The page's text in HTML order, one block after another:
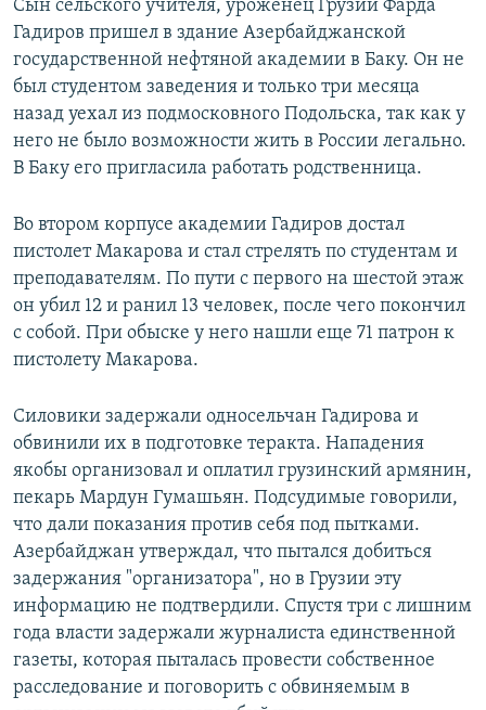
Сын сельского учителя, уроженец Грузии Фарда
Гадиров пришел в здание Азербайджанской
государственной нефтяной академии в Баку. Он не
был студентом заведения и только три месяца
назад уехал из подмосковного Подольска, так как у
него не было возможности жить в России легально.
В Баку его пригласила работать родственница.
Во втором корпусе академии Гадиров достал
пистолет Макарова и стал стрелять по студентам и
преподавателям. По пути с первого на шестой этаж
он убил 12 и ранил 13 человек, после чего покончил
с собой. При обыске у него нашли еще 71 патрон к
пистолету Макарова.
Силовики задержали односельчан Гадирова и
обвинили их в подготовке теракта. Нападения
якобы организовал и оплатил грузинский армянин,
пекарь Мардун Гумашьян. Подсудимые говорили,
что дали показания против себя под пытками.
Азербайджан утверждал, что пытался добиться
задержания "организатора", но в Грузии эту
информацию не подтвердили. Спустя три с лишним
года власти задержали журналиста единственной
газеты, которая пыталась провести собственное
расследование и поговорить с обвиняемым в